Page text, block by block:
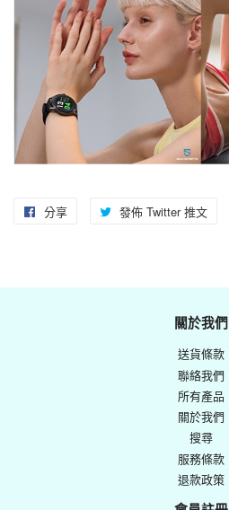
分享
Facebook
發佈 Twitter 推文
發
佈
推
文
關於我們
送貨條款
聯絡我們
所有產品
關於我們
搜尋
服務條款
退款政策